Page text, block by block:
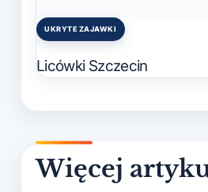
Posted
UKRYTE ZAJAWKI
Licówki Szczecin